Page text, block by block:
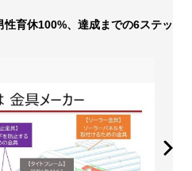
育休100%、達成までの6ステッ